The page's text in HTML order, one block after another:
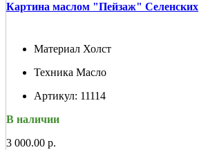
Картина маслом "Пейзаж" Селенских
Материал Холст
Техника Масло
Артикул: 11114
В наличии
3 000.00 р.